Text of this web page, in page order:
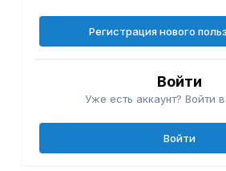
Регистрация нового
Войти
Уже есть аккаунт? Войти
Войти